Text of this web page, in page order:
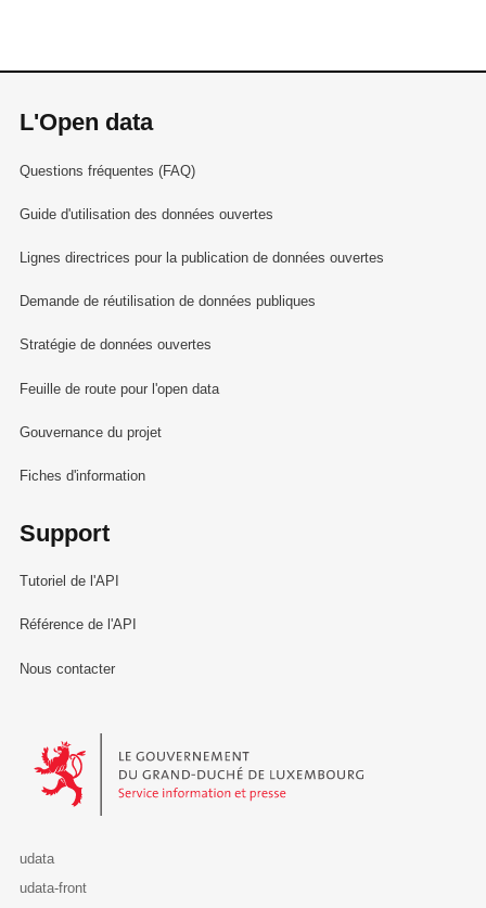
L'Open data
Questions fréquentes (FAQ)
Guide d'utilisation des données ouvertes
Lignes directrices pour la publication de données ouvertes
Demande de réutilisation de données publiques
Stratégie de données ouvertes
Feuille de route pour l'open data
Gouvernance du projet
Fiches d'information
Support
Tutoriel de l'API
Référence de l'API
Nous contacter
Le Gouvernement du Grand-Duché de Luxembourg - Service
udata
udata-front